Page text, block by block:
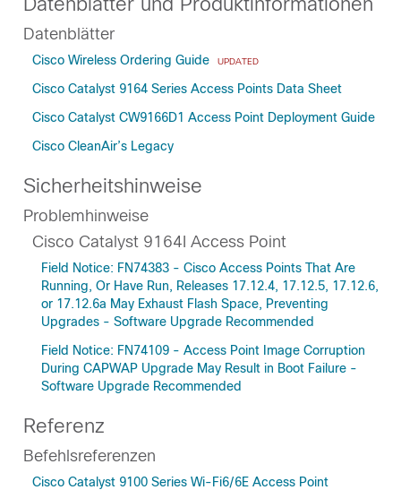
Datenblätter
Cisco Wireless Ordering Guide UPDATED
Cisco Catalyst 9164 Series Access Points Data Sheet
Cisco Catalyst CW9166D1 Access Point Deployment Guide
Cisco CleanAir’s Legacy
Sicherheitshinweise
Problemhinweise
Cisco Catalyst 9164I Access Point
Field Notice: FN74383 - Cisco Access Points That Are
Running, Or Have Run, Releases 17.12.4, 17.12.5, 17.12.6,
or 17.12.6a May Exhaust Flash Space, Preventing
Upgrades - Software Upgrade Recommended
Field Notice: FN74109 - Access Point Image Corruption
During CAPWAP Upgrade May Result in Boot Failure -
Software Upgrade Recommended
Referenz
Befehlsreferenzen
Cisco Catalyst 9100 Series Wi-Fi6/6E Access Point